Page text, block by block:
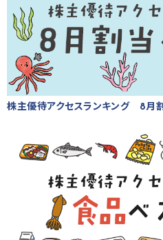
株主優待アクセスランキング 8月